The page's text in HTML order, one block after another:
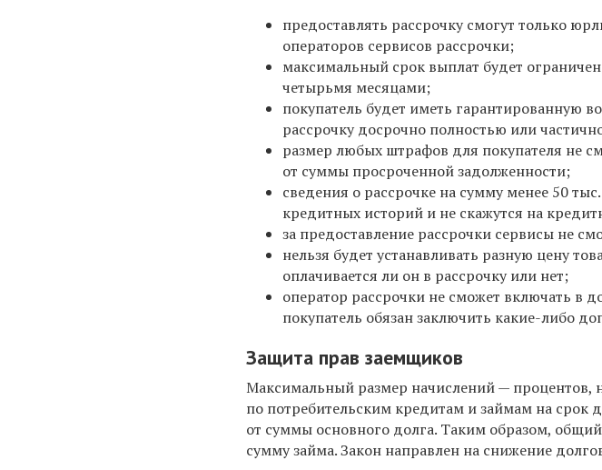
предоставлять рассрочку смогут только
операторов сервисов рассрочки;
максимальный срок выплат будет
четырьмя месяцами;
покупатель будет иметь гарантированную
рассрочку досрочно полностью или
размер любых штрафов для покупателя не
от суммы просроченной задолженности;
сведения о рассрочке на сумму менее 50
кредитных историй и не скажутся на
за предоставление рассрочки сервисы не
нельзя будет устанавливать разную цену
оплачивается ли он в рассрочку или нет;
оператор рассрочки не сможет включать в
покупатель обязан заключить какие-либо
Защита прав заемщиков
Максимальный размер начислений — процентов,
по потребительским кредитам и займам на срок
от суммы основного долга. Таким образом,
сумму займа. Закон направлен на снижение